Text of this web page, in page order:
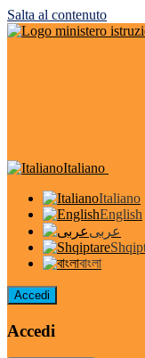
Salta al contenuto
Italiano
Italiano
English
عربى
বাংলা
Accedi
Accedi